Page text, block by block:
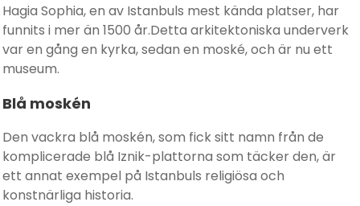
Hagia Sophia, en av Istanbuls mest kända platser, har
funnits i mer än 1500 år.Detta arkitektoniska underverk
var en gång en kyrka, sedan en moské, och är nu ett
museum.
Blå moskén
Den vackra blå moskén, som fick sitt namn från de
komplicerade blå Iznik-plattorna som täcker den, är
ett annat exempel på Istanbuls religiösa och
konstnärliga historia.